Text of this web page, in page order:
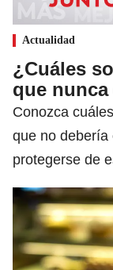
Actualidad
¿Cuáles
que
Conozca
que no debería
protegerse de